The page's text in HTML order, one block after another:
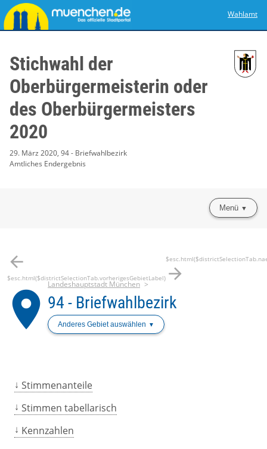
Wahlamt
Stichwahl der
Oberbürgermeisterin oder
des Oberbürgermeisters
2020
29. März 2020, 94 - Briefwahlbezirk
Amtliches Endergebnis
Menü
arrow_back
$esc.html($districtSelectionTab.vorherigesGebietLabel) arrow_forward
place
Landeshauptstadt München
94 - Briefwahlbezirk
Anderes Gebiet auswählen
Stimmenanteile
Stimmen tabellarisch
Kennzahlen